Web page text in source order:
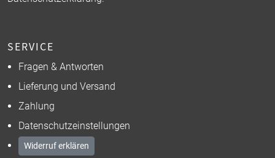
SERVICE
Fragen & Antworten
Lieferung und Versand
Zahlung
Datenschutzeinstellungen
Widerruf erklären